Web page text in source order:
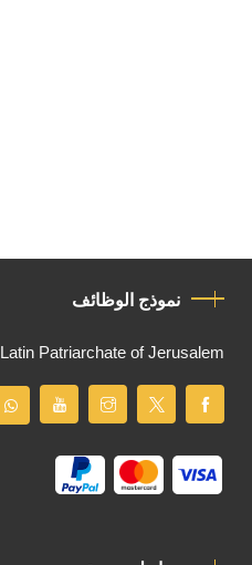
نموذج الوظائف
Latin Patriarchate of Jerusalem